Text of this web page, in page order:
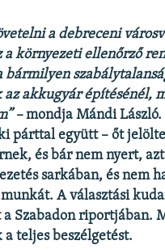
RFE/RL weboldal
a debreceni
a környezeti ellenőrző
bármilyen
az akkugyár építésénél,
–mondja Mándi
párttal együtt – őt
és bár nem nyert,
sarkában, és nem
Aválasztási
Szabadon riportjában.
teljes beszélgetést.